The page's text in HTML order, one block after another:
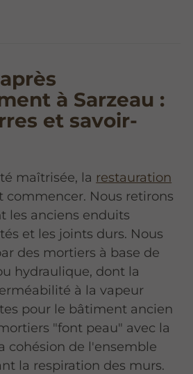
à Sarzeau :
et savoir-
maîtrisée, la restauration
commencer. Nous retirons
les anciens enduits
et les joints durs. Nous
des mortiers à base de
hydraulique, dont la
à la vapeur
pour le bâtiment ancien
"font peau" avec la
cohésion de l'ensemble
la respiration des murs.